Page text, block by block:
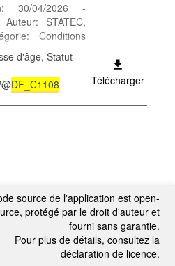
30/04/2026 -
STATEC,
Conditions
vie - Mots-clés:
d'âge, Statut
DF_C1108 Télécharger
source de l'application est open-
protégé par le droit d'auteur et
fourni sans garantie.
Pour plus de détails, consultez la
déclaration de licence.